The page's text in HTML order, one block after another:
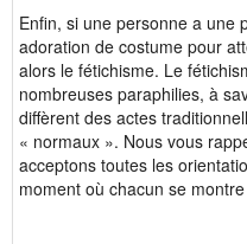
Enfin, si une personne a une
adoration de costume pour
alors le fétichisme. Le
nombreuses paraphilies, à
diffèrent des actes
« normaux ». Nous vous
acceptons toutes les
moment où chacun se